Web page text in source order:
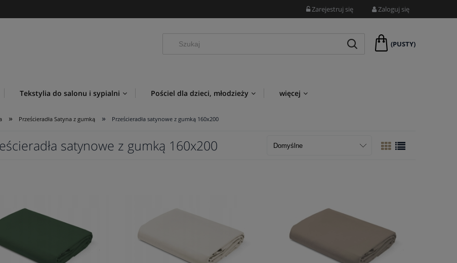
Zarejestruj się Zaloguj się
(PUSTY)
Tekstylia do salonu i sypialni Pościel dla dzieci, młodzieży więcej
» Prześcieradła Satyna z gumką » Prześcieradła satynowe z gumką 160x200
satynowe z gumką 160x200